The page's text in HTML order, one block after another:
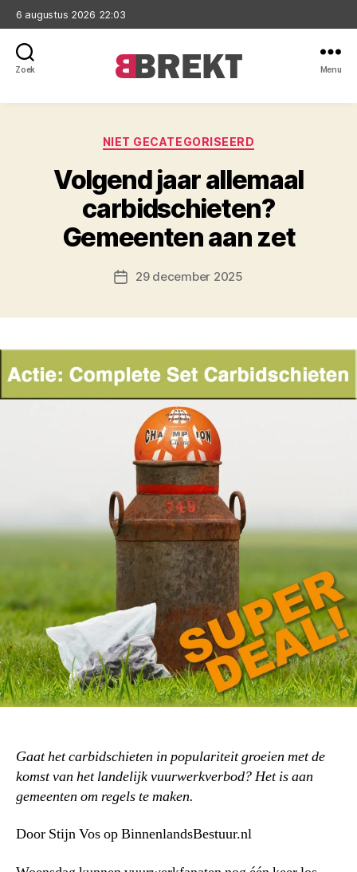
6 augustus 2026 22:03
Zoek Menu
Categorieën
NIET GECATEGORISEERD
Volgend jaar allemaal
carbidschieten?
Gemeenten aan zet
Berichtdatum
29 december 2025
Gaat het carbidschieten in populariteit groeien met de
komst van het landelijk vuurwerkverbod? Het is aan
gemeenten om regels te maken.
Door Stijn Vos op BinnenlandsBestuur.nl